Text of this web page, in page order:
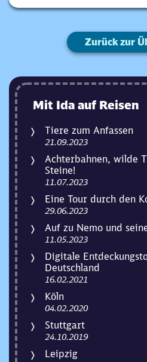
Zurück zur
Mit Ida auf Reisen
Tiere zum Anfassen
21.09.2023
Achterbahnen, wilde
Steine!
11.07.2023
Eine Tour durch den
29.06.2023
Auf zu Nemo und
11.05.2023
Digitale
Deutschland
16.02.2021
Köln
04.02.2020
Stuttgart
24.10.2019
Leipzig